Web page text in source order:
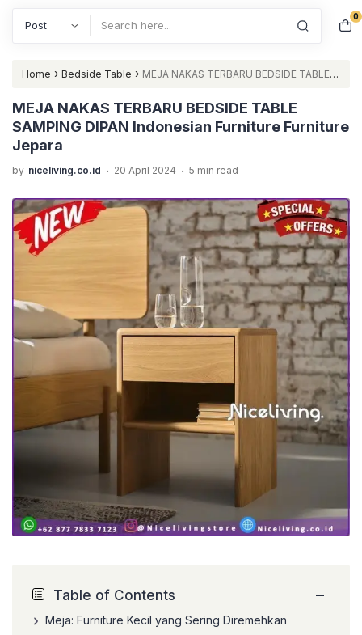
0
Home › Bedside Table › MEJA NAKAS TERBARU BEDSIDE TABLE
SAMPING DIPAN Indonesian Furniture Furniture Jepara
MEJA NAKAS TERBARU BEDSIDE TABLE
SAMPING DIPAN Indonesian Furniture Furniture
Jepara
by niceliving.co.id . 20 April 2024 . 5 min read
Table of Contents −
Meja: Furniture Kecil yang Sering Diremehkan